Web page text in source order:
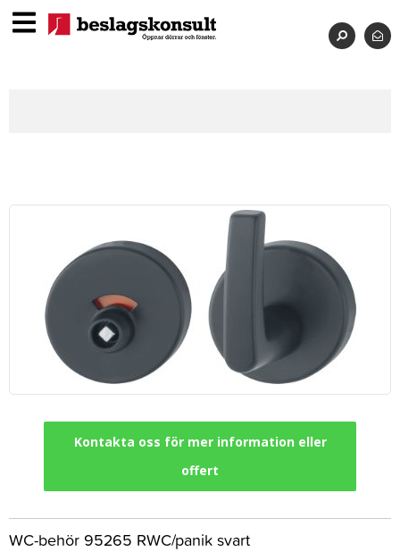
Kontakta oss för mer information eller
offert
WC-behör 95265 RWC/panik svart